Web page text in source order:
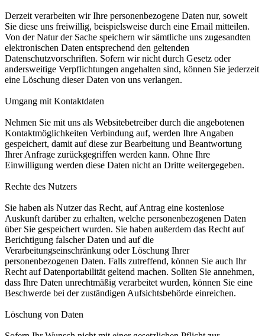
Derzeit verarbeiten wir Ihre personenbezogene Daten nur, soweit
Sie diese uns freiwillig, beispielsweise durch eine Email mitteilen.
Von der Natur der Sache speichern wir sämtliche uns zugesandten
elektronischen Daten entsprechend den geltenden
Datenschutzvorschriften. Sofern wir nicht durch Gesetz oder
andersweitige Verpflichtungen angehalten sind, können Sie jederzeit
eine Löschung dieser Daten von uns verlangen.
Umgang mit Kontaktdaten
Nehmen Sie mit uns als Websitebetreiber durch die angebotenen
Kontaktmöglichkeiten Verbindung auf, werden Ihre Angaben
gespeichert, damit auf diese zur Bearbeitung und Beantwortung
Ihrer Anfrage zurückgegriffen werden kann. Ohne Ihre
Einwilligung werden diese Daten nicht an Dritte weitergegeben.
Rechte des Nutzers
Sie haben als Nutzer das Recht, auf Antrag eine kostenlose
Auskunft darüber zu erhalten, welche personenbezogenen Daten
über Sie gespeichert wurden. Sie haben außerdem das Recht auf
Berichtigung falscher Daten und auf die
Verarbeitungseinschränkung oder Löschung Ihrer
personenbezogenen Daten. Falls zutreffend, können Sie auch Ihr
Recht auf Datenportabilität geltend machen. Sollten Sie annehmen,
dass Ihre Daten unrechtmäßig verarbeitet wurden, können Sie eine
Beschwerde bei der zuständigen Aufsichtsbehörde einreichen.
Löschung von Daten